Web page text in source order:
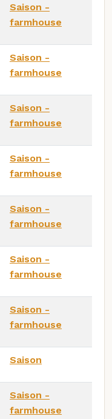
Saison -
farmhouse
Saison -
farmhouse
Saison -
farmhouse
Saison -
farmhouse
Saison -
farmhouse
Saison -
farmhouse
Saison -
farmhouse
Saison
Saison -
farmhouse